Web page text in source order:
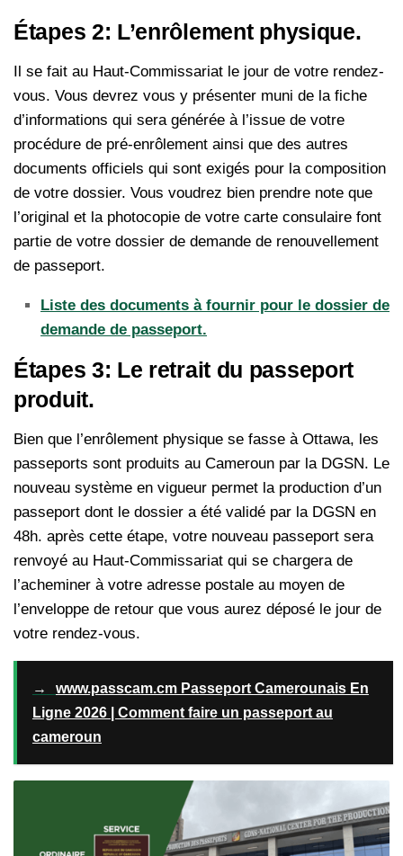
Étapes 2: L’enrôlement physique.
Il se fait au Haut-Commissariat le jour de votre rendez-
vous. Vous devrez vous y présenter muni de la fiche
d’informations qui sera générée à l’issue de votre
procédure de pré-enrôlement ainsi que des autres
documents officiels qui sont exigés pour la composition
de votre dossier. Vous voudrez bien prendre note que
l’original et la photocopie de votre carte consulaire font
partie de votre dossier de demande de renouvellement
de passeport.
Liste des documents à fournir pour le dossier de
demande de passeport.
Étapes 3: Le retrait du passeport
produit.
Bien que l’enrôlement physique se fasse à Ottawa, les
passeports sont produits au Cameroun par la DGSN. Le
nouveau système en vigueur permet la production d’un
passeport dont le dossier a été validé par la DGSN en
48h. après cette étape, votre nouveau passeport sera
renvoyé au Haut-Commissariat qui se chargera de
l’acheminer à votre adresse postale au moyen de
l’enveloppe de retour que vous aurez déposé le jour de
votre rendez-vous.
→
www.passcam.cm Passeport Camerounais En
Ligne 2026 | Comment faire un passeport au
cameroun